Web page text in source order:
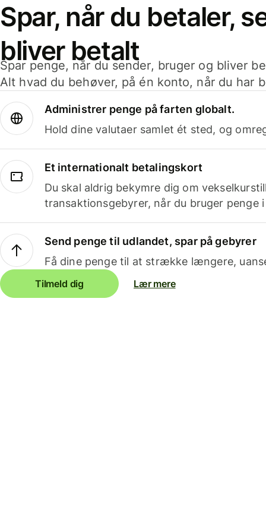
Spar, når du betaler,
bliver betalt
Spar penge, når du sender, bruger og bliver
Alt hvad du behøver, på én konto, når du har
Administrer penge på farten globalt.
Hold dine valutaer samlet ét sted, og
Et internationalt betalingskort
Du skal aldrig bekymre dig om
transaktionsgebyrer, når du bruger penge
Send penge til udlandet, spar på gebyrer
Få dine penge til at strække længere,
Tilmeld dig Lær mere